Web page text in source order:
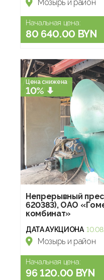
Мозырь и район
Начальная цена:
80 640.00 BYN
Цена снижена
10%
Непрерывный
620383), ОАО
комбинат»
ДАТА АУКЦИОНА
Мозырь и район
Начальная цена:
96 120.00 BYN